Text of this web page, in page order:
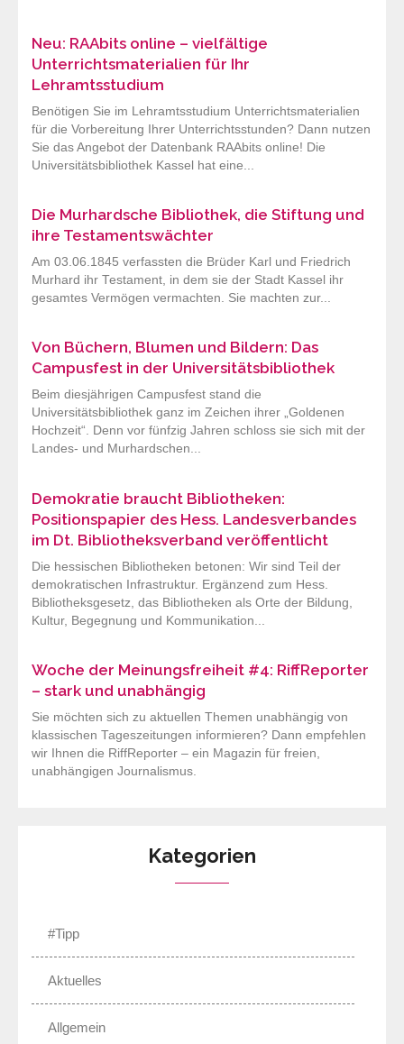
Neu: RAAbits online – vielfältige
Unterrichtsmaterialien für Ihr
Lehramtsstudium
Benötigen Sie im Lehramtsstudium Unterrichtsmaterialien
für die Vorbereitung Ihrer Unterrichtsstunden? Dann nutzen
Sie das Angebot der Datenbank RAAbits online! Die
Universitätsbibliothek Kassel hat eine...
Die Murhardsche Bibliothek, die Stiftung und
ihre Testamentswächter
Am 03.06.1845 verfassten die Brüder Karl und Friedrich
Murhard ihr Testament, in dem sie der Stadt Kassel ihr
gesamtes Vermögen vermachten. Sie machten zur...
Von Büchern, Blumen und Bildern: Das
Campusfest in der Universitätsbibliothek
Beim diesjährigen Campusfest stand die
Universitätsbibliothek ganz im Zeichen ihrer „Goldenen
Hochzeit“. Denn vor fünfzig Jahren schloss sie sich mit der
Landes- und Murhardschen...
Demokratie braucht Bibliotheken:
Positionspapier des Hess. Landesverbandes
im Dt. Bibliotheksverband veröffentlicht
Die hessischen Bibliotheken betonen: Wir sind Teil der
demokratischen Infrastruktur. Ergänzend zum Hess.
Bibliotheksgesetz, das Bibliotheken als Orte der Bildung,
Kultur, Begegnung und Kommunikation...
Woche der Meinungsfreiheit #4: RiffReporter
– stark und unabhängig
Sie möchten sich zu aktuellen Themen unabhängig von
klassischen Tageszeitungen informieren? Dann empfehlen
wir Ihnen die RiffReporter – ein Magazin für freien,
unabhängigen Journalismus.
Kategorien
#Tipp
Aktuelles
Allgemein